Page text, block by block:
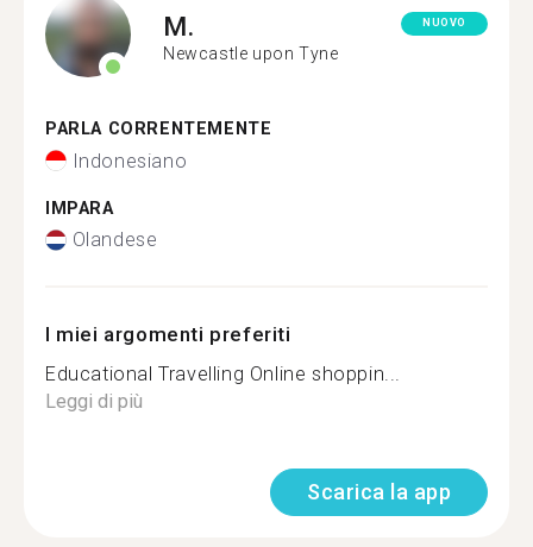
M.
Newcastle upon Tyne
NUOVO
PARLA CORRENTEMENTE
Indonesiano
IMPARA
Olandese
I miei argomenti preferiti
Educational Travelling Online shoppin...
Leggi di più
Scarica la app